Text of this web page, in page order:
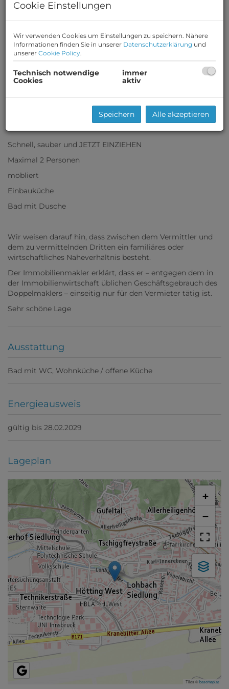
Schnell, sauber und JETZT EINZIEHEN
Maximal 2 Personen
möbliert
Einbauküche
Bad mit Dusche
Wir weisen darauf hin, dass zwischen dem Vermittler und
dem zu vermittelnden Dritten ein familiäres oder
wirtschaftliches Naheverhältnis besteht.
Der Immobilienmakler erklärt, dass er – entgegen dem in
der Immobilienwirtschaft üblichen Geschäftsgebrauch des
Doppelmaklers – einseitig nur für den Vermieter tätig ist.
Sehr schöne Lage
Ausstattung
Bad mit WC Wohnküche / offene Küche
Energieausweis
gültig bis 28.02.2029
Lageplan
+
−
Tiles ©basemap.at
Cookie Einstellungen
Wir verwenden Cookies um Einstellungen zu speichern. Nähere
Informationen finden Sie in unserer Datenschutzerklärung und
unserer Cookie Policy.
Technisch notwendige
Cookies
immer
aktiv
Speichern Alle akzeptieren